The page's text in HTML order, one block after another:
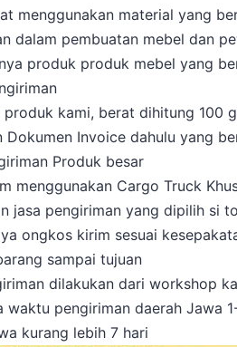
menggunakan material yang
dalam pembuatan mebel dan
produk produk mebel yang
produk kami, berat dihitung 100
Dokumen Invoice dahulu yang
Produk besar
menggunakan Cargo Truck
jasa pengiriman yang dipilih si
ongkos kirim sesuai
sampai tujuan
dilakukan dari workshop
waktu pengiriman daerah Jawa
kurang lebih 7 hari